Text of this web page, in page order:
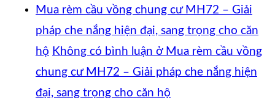
Mua rèm cầu vồng chung cư MH72 – Giải
pháp che nắng hiện đại, sang trọng cho căn
hộ Không có bình luận ở Mua rèm cầu vồng
chung cư MH72 – Giải pháp che nắng hiện
đại, sang trọng cho căn hộ